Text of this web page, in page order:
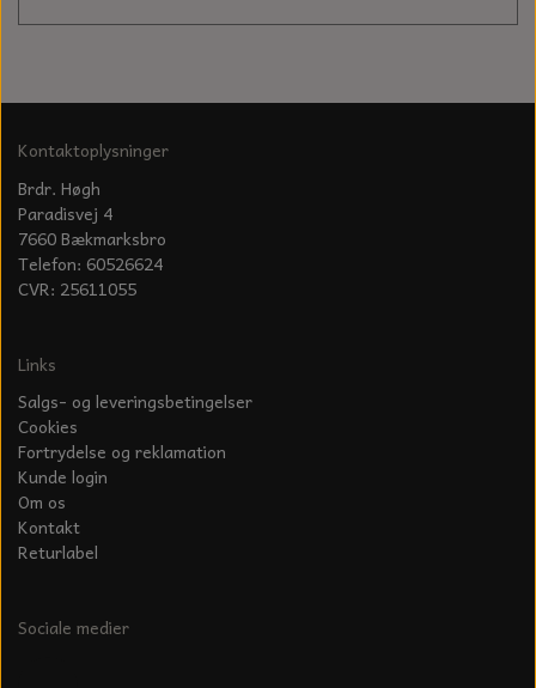
Kontaktoplysninger
Brdr. Høgh
Paradisvej 4
7660 Bækmarksbro
Telefon: 60526624
CVR: 25611055
Links
Salgs- og leveringsbetingelser
Cookies
Fortrydelse og reklamation
Kunde login
Om os
Kontakt
Returlabel
Sociale medier